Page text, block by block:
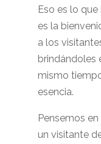
Eso es lo
es la
a los
brindándoles
mismo
esencia.
Pensemos
un visitante